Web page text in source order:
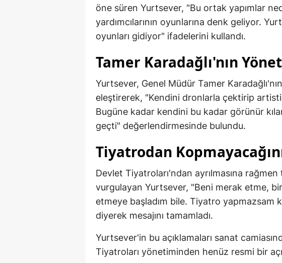
öne süren Yurtsever, "Bu ortak yapımlar
yardımcılarının oyunlarına denk geliyor.
oyunları gidiyor" ifadelerini kullandı.
Tamer Karadağlı'nın
Yurtsever, Genel Müdür Tamer
eleştirerek, "Kendini dronlarla çektirip
Bugüne kadar kendini bu kadar görünür
geçti" değerlendirmesinde bulundu.
Tiyatrodan
Devlet Tiyatroları'ndan ayrılmasına
vurgulayan Yurtsever, "Beni merak etme,
etmeye başladım bile. Tiyatro yapmazsam
diyerek mesajını tamamladı.
Yurtsever'in bu açıklamaları sanat
Tiyatroları yönetiminden henüz resmi bir